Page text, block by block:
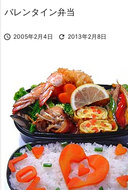
バレンタイン弁当
 2005年2月4日  2013年2月8日